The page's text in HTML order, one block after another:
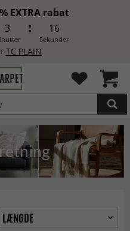
EXTRA rabat
3 13
Sekunder
TC PLAIN
LÆNGDE